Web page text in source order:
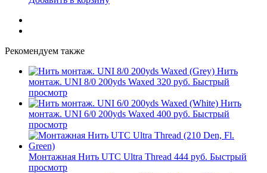
Рекомендуем также
Нить
монтаж. UNI 8/0 200yds Waxed 320 руб. Быстрый
просмотр
Нить
монтаж. UNI 6/0 200yds Waxed 400 руб. Быстрый
просмотр
Монтажная Нить UTC Ultra Thread 444 руб. Быстрый
просмотр